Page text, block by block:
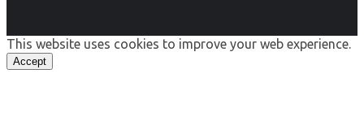
This website uses cookies to improve your web experience.
Accept